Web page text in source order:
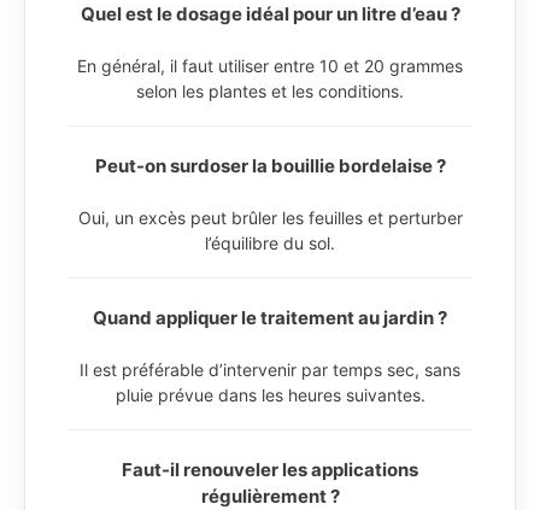
Quel est le dosage idéal pour un litre d’eau ?
En général, il faut utiliser entre 10 et 20 grammes
selon les plantes et les conditions.
Peut-on surdoser la bouillie bordelaise ?
Oui, un excès peut brûler les feuilles et perturber
l’équilibre du sol.
Quand appliquer le traitement au jardin ?
Il est préférable d’intervenir par temps sec, sans
pluie prévue dans les heures suivantes.
Faut-il renouveler les applications
régulièrement ?